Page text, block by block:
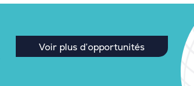
Voir plus d’opportunités